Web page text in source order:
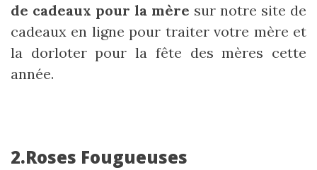
de cadeaux pour la mère sur notre site de
cadeaux en ligne pour traiter votre mère et
la dorloter pour la fête des mères cette
année.
2.Roses Fougueuses